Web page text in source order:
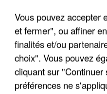
UN SECOND CADRE
INTERPELLÉ EN
Vous pouvez accepter
et fermer", ou affiner
finalités et/ou
choix". Vous pouvez
cliquant sur "Continuer
préférences ne